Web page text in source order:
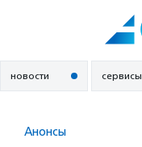
новости сервисы
Анонсы